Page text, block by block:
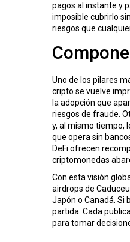
pagos al instante y
imposible cubrirlo
riesgos que
Uno de los pilares
cripto se vuelve
la adopción que
riesgos de fraude.
y, al mismo tiempo,
que opera sin
DeFi ofrecen
criptomonedas
Con esta visión
airdrops de
Japón o Canadá. Si
partida. Cada
para tomar